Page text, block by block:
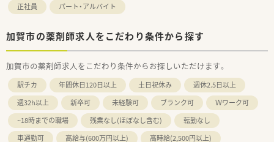
正社員 パート・アルバイト
加賀市の薬剤師求人をこだわり条件から探す
加賀市の薬剤師求人をこだわり条件からお探しいただけます。
駅チカ 年間休日120日以上 土日祝休み
週休2.5日以上
週32h以上
新卒可 未経験可 ブランク可
Ｗワーク可
~18時までの職場
残業なし(ほぼなし含む)
転勤なし
車通勤可
高給与(600万円以上)
高時給(2,500円以上)